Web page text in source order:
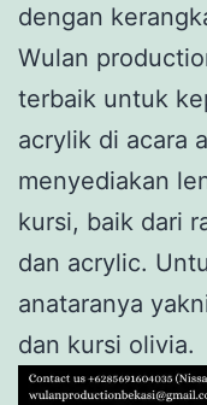
dengan
Wulan
terbaik untuk
acrylik di acara
menyediakan
kursi, baik dari
dan acrylic.
anataranya
dan kursi olivia.